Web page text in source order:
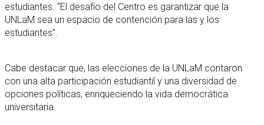
estudiantes. “El desafío del Centro es garantizar que la
UNLaM sea un espacio de contención para las y los
estudiantes”.
Cabe destacar que, las elecciones de la UNLaM contaron
con una alta participación estudiantil y una diversidad de
opciones políticas, enriqueciendo la vida democrática
universitaria.